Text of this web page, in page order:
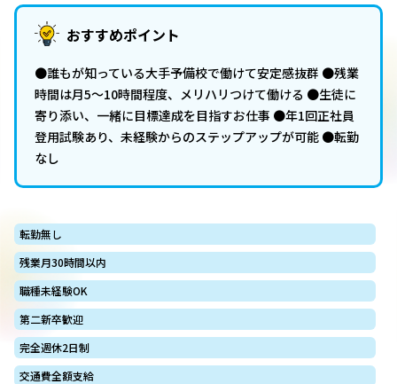
おすすめポイント
●誰もが知っている大手予備校で働けて安定感抜群 ●残業
時間は月5～10時間程度、メリハリつけて働ける ●生徒に
寄り添い、一緒に目標達成を目指すお仕事 ●年1回正社員
登用試験あり、未経験からのステップアップが可能 ●転勤
なし
転勤無し
残業月30時間以内
職種未経験OK
第二新卒歓迎
完全週休2日制
交通費全額支給